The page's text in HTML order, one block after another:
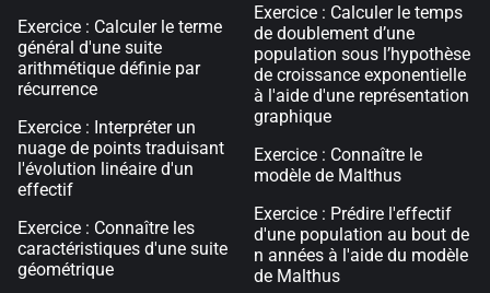
Exercice : Calculer le terme
général d'une suite
arithmétique définie par
récurrence
Exercice : Interpréter un
nuage de points traduisant
l'évolution linéaire d'un
effectif
Exercice : Connaître les
caractéristiques d'une suite
géométrique
Exercice : Calculer le temps
de doublement d’une
population sous l’hypothèse
de croissance exponentielle
à l'aide d'une représentation
graphique
Exercice : Connaître le
modèle de Malthus
Exercice : Prédire l'effectif
d'une population au bout de
n années à l'aide du modèle
de Malthus